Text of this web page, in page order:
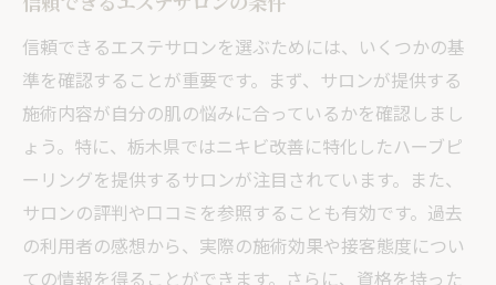
信頼できるエステサロンを選ぶためには、いくつかの基
準を確認することが重要です。まず、サロンが提供する
施術内容が自分の肌の悩みに合っているかを確認しまし
ょう。特に、栃木県ではニキビ改善に特化したハーブピ
ーリングを提供するサロンが注目されています。また、
サロンの評判や口コミを参照することも有効です。過去
の利用者の感想から、実際の施術効果や接客態度につい
ての情報を得ることができます。さらに、資格を持った